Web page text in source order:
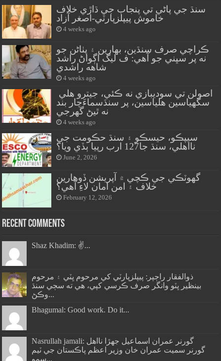
سنڌ جي پاڻي تي پنجاب جي ڌاڙي خلاف
خاموش پيپلزپارٽي-اصغر آزاد
4 weeks ago
ڪراچي صرف سنڌين، بهارين ۽ پٺاڻن جو
نه پر سڀني جو آهي: ف ليگ اڳواڻ راشد
شاهه راشدي
4 weeks ago
سگهياسين هلياسين، پر سنڌسماءَچار بند
نه ٿيڻ گهرجي
4 weeks ago
سيپڪو، حيسڪو ۽ سنڌ حڪومت جي
نااهلي، سنڌ جا127 ارب رپيا ٻڏي ويا؟
June 2, 2026
گهوٽڪي جي ڪچي ۾ آپريشن ڏوهارين
خلاف ۽ امن امان لاءِ آهي؟
February 12, 2026
Recent Comments
Shaz Khadim: ✌️...
ذوالفقار راڄپر: پيپلزپارٽي کي مرحوم ڀٽي ۽ مرحوم
بينظير ڀٽو وانگر صرف ڪرسي کپي، هي ته سڄي سنڌ
وڪڻ...
Bhagumal: Good work. Do it...
Nasrullah jamali: گورنر عمران اسماعيل جھڙا نااهل
گورنر سميت عمران خان وزير اعظم پاڪستان جي ٽيم
سمو...